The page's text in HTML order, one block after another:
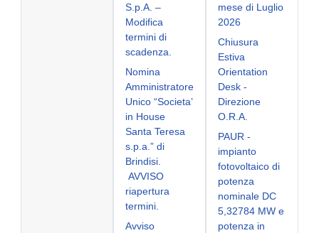
S.p.A. –
Modifica
termini di
scadenza.
Nomina
Amministratore
Unico “Societa’
in House
Santa Teresa
s.p.a.” di
Brindisi.
AVVISO
riapertura
termini.
Avviso
mese di Luglio
2026
Chiusura
Estiva
Orientation
Desk -
Direzione
O.R.A.
PAUR -
impianto
fotovoltaico di
potenza
nominale DC
5,32784 MW e
potenza in